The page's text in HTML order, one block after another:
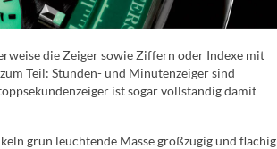
die Zeiger sowie Ziffern oder Indexe mit
Teil: Stunden- und Minutenzeiger sind
ist sogar vollständig damit
grün leuchtende Masse großzügig und flächig